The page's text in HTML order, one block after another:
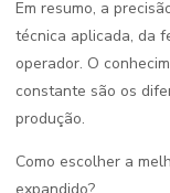
Em resumo, a
técnica aplicada, da
operador. O
constante são os
produção.
Como escolher a